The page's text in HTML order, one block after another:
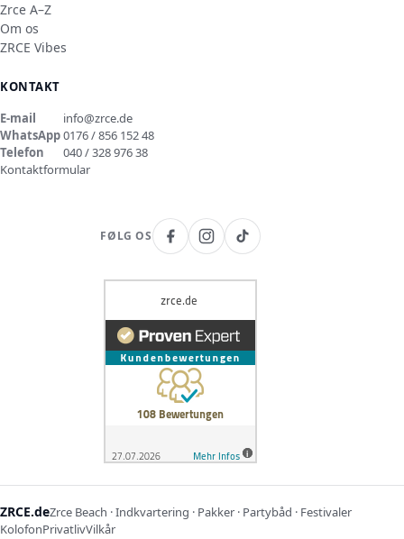
Zrce A–Z
Om os
ZRCE Vibes
KONTAKT
E-mail
info@zrce.de
WhatsApp0176 / 856 152 48
Telefon
040 / 328 976 38
Kontaktformular
FØLG OS
ZRCE.deZrce Beach · Indkvartering · Pakker · Partybåd · Festivaler
KolofonPrivatlivVilkår